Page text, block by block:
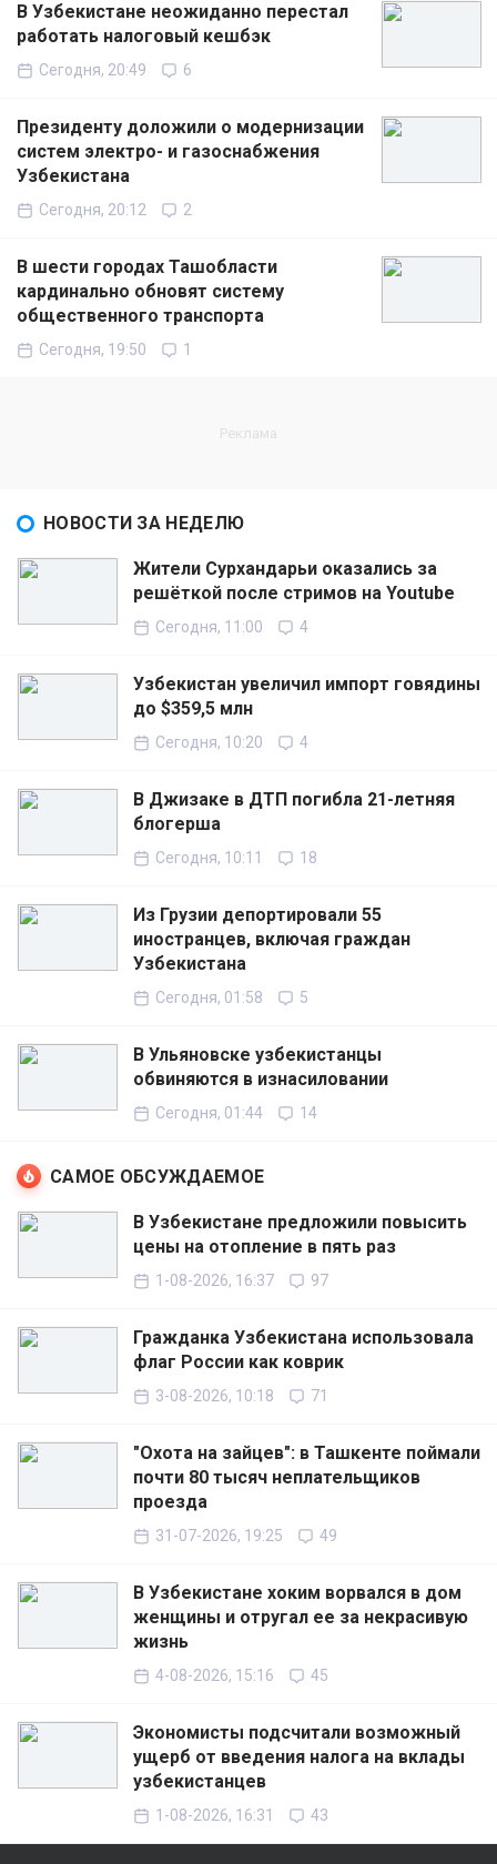
В Узбекистане неожиданно перестал
работать налоговый кешбэк
Сегодня, 20:49 6
Президенту доложили о модернизации
систем электро- и газоснабжения
Узбекистана
Сегодня, 20:12 2
В шести городах Ташобласти
кардинально обновят систему
общественного транспорта
Сегодня, 19:50 1
НОВОСТИ ЗА НЕДЕЛЮ
Жители Сурхандарьи оказались за
решёткой после стримов на Youtube
Сегодня, 11:00 4
Узбекистан увеличил импорт говядины
до $359,5 млн
Сегодня, 10:20 4
В Джизаке в ДТП погибла 21-летняя
блогерша
Сегодня, 10:11 18
Из Грузии депортировали 55
иностранцев, включая граждан
Узбекистана
Сегодня, 01:58 5
В Ульяновске узбекистанцы
обвиняются в изнасиловании
Сегодня, 01:44 14
САМОЕ ОБСУЖДАЕМОЕ
В Узбекистане предложили повысить
цены на отопление в пять раз
1-08-2026, 16:37 97
Гражданка Узбекистана использовала
флаг России как коврик
3-08-2026, 10:18 71
"Охота на зайцев": в Ташкенте поймали
почти 80 тысяч неплательщиков
проезда
31-07-2026, 19:25 49
В Узбекистане хоким ворвался в дом
женщины и отругал ее за некрасивую
жизнь
4-08-2026, 15:16 45
Экономисты подсчитали возможный
ущерб от введения налога на вклады
узбекистанцев
1-08-2026, 16:31 43